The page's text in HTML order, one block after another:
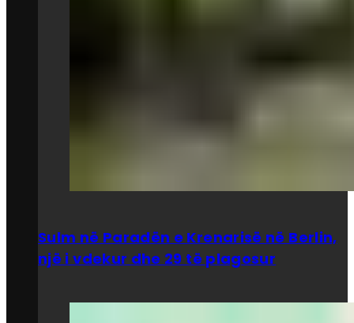
Sulm në Paradën e Krenarisë në Berlin,
një i vdekur dhe 29 të plagosur